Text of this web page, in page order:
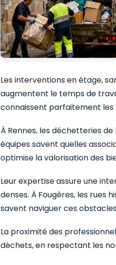
Les interventions en étage,
augmentent le temps de
connaissent parfaitement
À Rennes, les déchetteries
équipes savent quelles
optimise la valorisation des
Leur expertise assure une
denses. À Fougères, les rues
savent naviguer ces
La proximité des
déchets, en respectant les